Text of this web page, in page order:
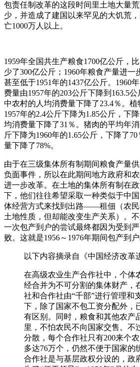
包责任制改革的这段时间里土地大量
少，并造成了建国以来罕见的大饥荒
亡1000万人以上。
1959年全国共生产粮食1700亿公斤，
少了300亿公斤；1960年粮食产量进一
甚至低于1951年的1437亿公斤。1960
费量由1957年的203公斤下降到163.5
中农村的人均消费量下降了23.4％。
1957年的2.4公斤下降为1.85公斤，下
均消费量下降了31％。猪肉的平均年
斤下降为1960年的1.65公斤，下降了
量下降了78%。
由于在三级集体所有制期间粮食产量
负面事件，所以在此期间地方政府和
进一步改革。在土地的集体所有制在
下，他们往往希望采取一种类似于中
体经营方式来找到出路——租佃（农
土地性质，但却能改变生产关系）。
一次包产到户的尝试最终都因为受到
败。这就是1956～1976年期间包产到户
以下内容摘录自《中国经济改革
在高级农业生产合作社中，个体
经合并为不可分割的集体财产，
社和合作社由“千部”进行管理和
下，除了国家不包工资分配外，
有区别。同时，粮食和其他农产
里，不怕农民不向国家交售。不
分散，每个合作社只有200来个
多达76万个，仍然不便于国家的
合作社是与基层政权分设的，政